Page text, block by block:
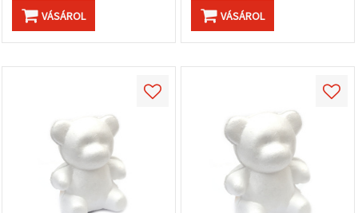
el
mindet
VÁSÁROL VÁSÁROL